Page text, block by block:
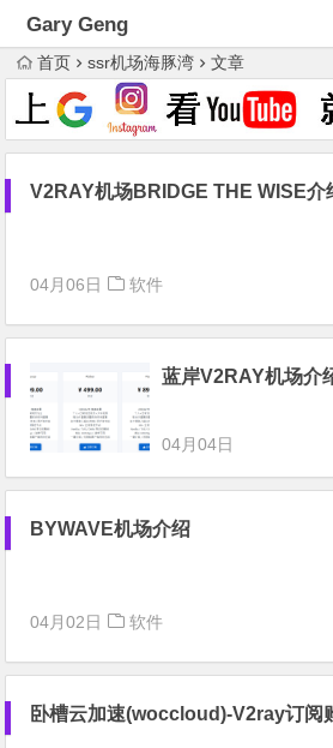
Gary Geng
首页 ssr机场海豚湾 文章
V2RAY机场BRIDGE THE WISE介
04月06日 软件
蓝岸V2RAY机场介
04月04日
BYWAVE机场介绍
04月02日 软件
卧槽云加速(woccloud)-V2ray订阅